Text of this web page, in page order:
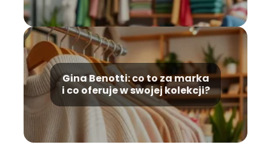
Gina Benotti: co to za marka
i co oferuje w swojej kolekcji?